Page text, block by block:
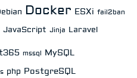
Docker ESXi fail2ban
JavaScript Jinja Laravel
mssql MySQL
php PostgreSQL